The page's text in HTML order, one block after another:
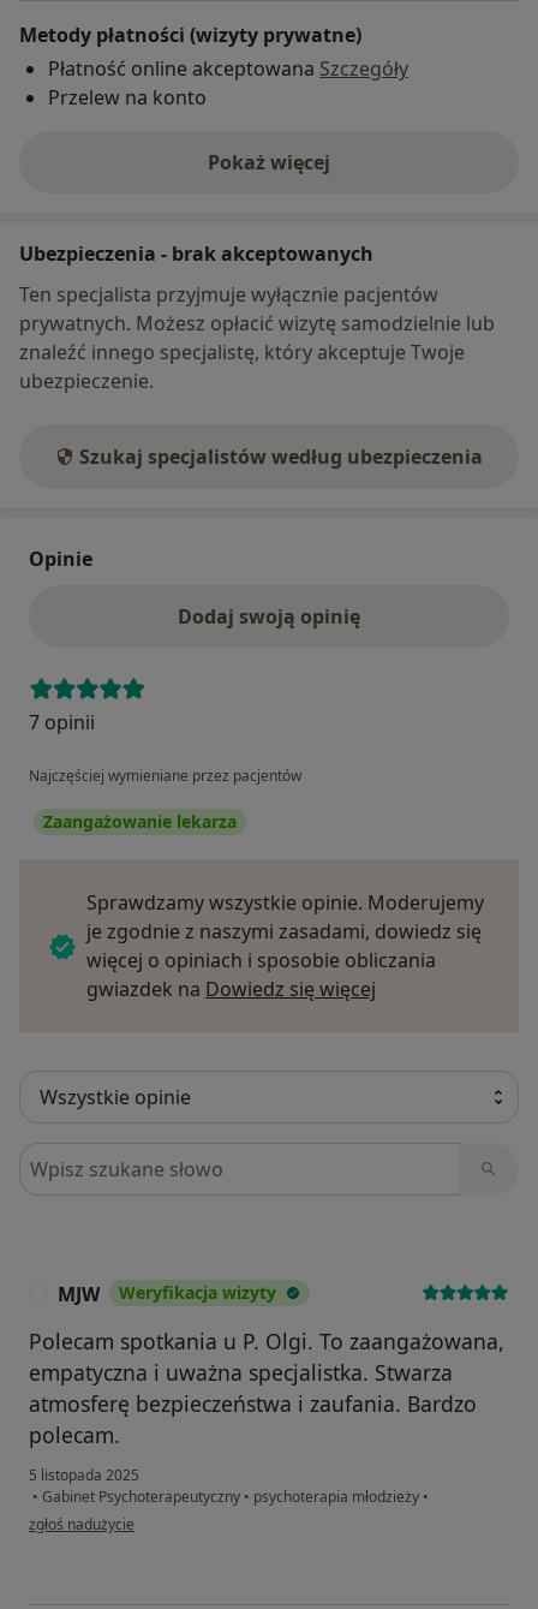
Metody płatności (wizyty prywatne)
Płatność online akceptowana Szczegóły
Przelew na konto
Pokaż więcej
o adresie
Ubezpieczenia - brak akceptowanych
Ten specjalista przyjmuje wyłącznie pacjentów
prywatnych. Możesz opłacić wizytę samodzielnie lub
znaleźć innego specjalistę, który akceptuje Twoje
ubezpieczenie.
Szukaj specjalistów według ubezpieczenia
Opinie
Dodaj swoją opinię
7 opinii
Najczęściej wymieniane przez pacjentów
Zaangażowanie lekarza
Sprawdzamy wszystkie opinie. Moderujemy
je zgodnie z naszymi zasadami, dowiedz się
więcej o opiniach i sposobie obliczania
gwiazdek na Dowiedz się więcej
Szukaj w opiniach
MJW Weryfikacja wizyty
Polecam spotkania u P. Olgi. To zaangażowana,
empatyczna i uważna specjalistka. Stwarza
atmosferę bezpieczeństwa i zaufania. Bardzo
polecam.
5 listopada 2025
• Gabinet Psychoterapeutyczny • psychoterapia młodzieży •
w opinii użytkownika MJW
zgłoś nadużycie